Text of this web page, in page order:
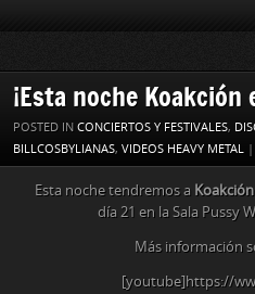
¡Esta noche
POSTED IN CONCIERTOS Y FESTIVALES,
BILLCOSBYLIANAS, VIDEOS HEAVY METAL |
Esta noche tendremos a Koakción
día 21 en la Sala Pussy
Más información
[youtube]https://